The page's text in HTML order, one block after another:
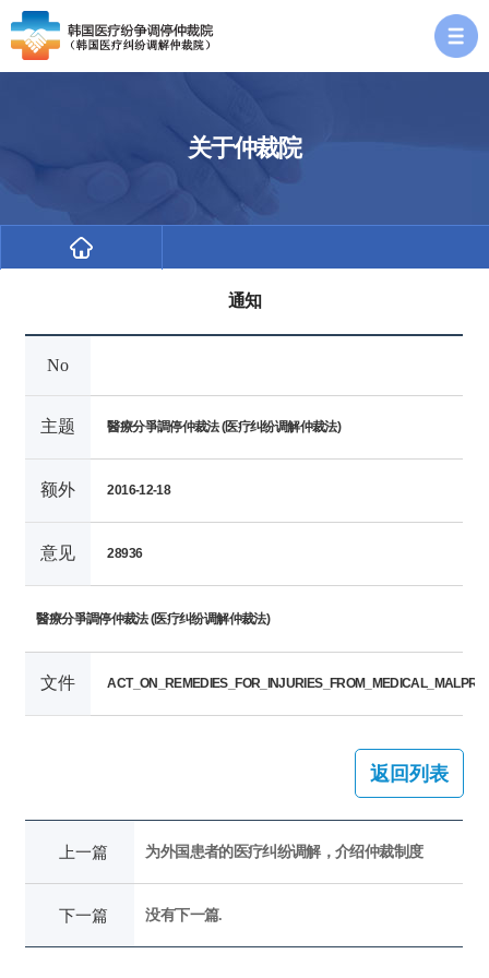
关于仲裁院
通知
No
主题 醫療分爭調停仲裁法 (医疗纠纷调解仲裁法)
额外 2016-12-18
意见 28936
醫療分爭調停仲裁法 (医疗纠纷调解仲裁法)
文件
返回列表
上一篇 为外国患者的医疗纠纷调解，介绍仲裁制度
下一篇 没有下一篇.